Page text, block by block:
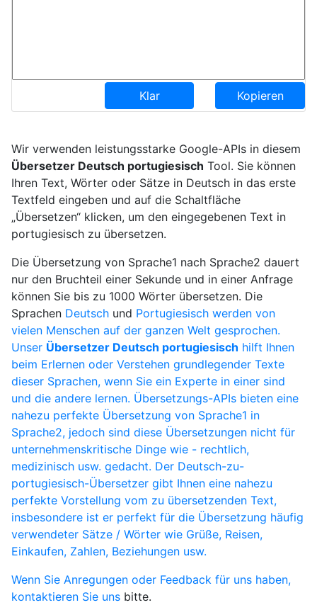
Klar Kopieren
Wir verwenden leistungsstarke Google-APIs in diesem
Übersetzer Deutsch portugiesisch Tool. Sie können
Ihren Text, Wörter oder Sätze in Deutsch in das erste
Textfeld eingeben und auf die Schaltfläche
„Übersetzen“ klicken, um den eingegebenen Text in
portugiesisch zu übersetzen.
Die Übersetzung von Sprache1 nach Sprache2 dauert
nur den Bruchteil einer Sekunde und in einer Anfrage
können Sie bis zu 1000 Wörter übersetzen. Die
Sprachen Deutschund Portugiesisch werden von
vielen Menschen auf der ganzen Welt gesprochen.
Unser Übersetzer Deutsch portugiesisch hilft Ihnen
beim Erlernen oder Verstehen grundlegender Texte
dieser Sprachen, wenn Sie ein Experte in einer sind
und die andere lernen. Übersetzungs-APIs bieten eine
nahezu perfekte Übersetzung von Sprache1 in
Sprache2, jedoch sind diese Übersetzungen nicht für
unternehmenskritische Dinge wie - rechtlich,
medizinisch usw. gedacht. Der Deutsch-zu-
portugiesisch-Übersetzer gibt Ihnen eine nahezu
perfekte Vorstellung vom zu übersetzenden Text,
insbesondere ist er perfekt für die Übersetzung häufig
verwendeter Sätze / Wörter wie Grüße, Reisen,
Einkaufen, Zahlen, Beziehungen usw.
Wenn Sie Anregungen oder Feedback für uns haben,
kontaktieren Sie unsbitte.